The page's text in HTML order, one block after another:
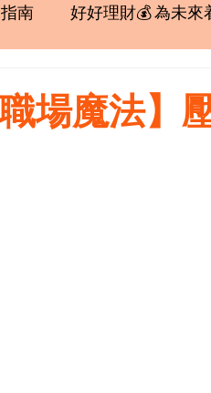
南 好好理財💰 為未來
場魔法】